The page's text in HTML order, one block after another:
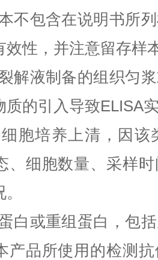
不包含在说明书所
效性，并注意留存样
解液制备的组织匀
质的引入导致ELISA
胞培养上清，因该
、细胞数量、采样
白或重组蛋白，包
产品所使用的检测